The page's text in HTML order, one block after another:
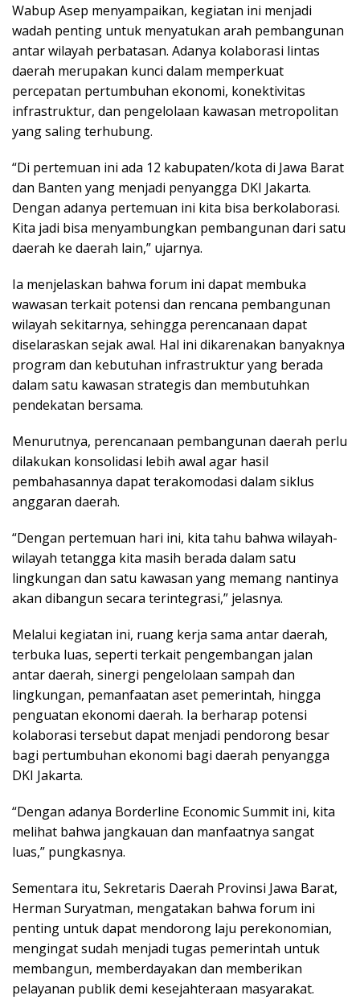
Wabup Asep menyampaikan, kegiatan ini menjadi
wadah penting untuk menyatukan arah pembangunan
antar wilayah perbatasan. Adanya kolaborasi lintas
daerah merupakan kunci dalam memperkuat
percepatan pertumbuhan ekonomi, konektivitas
infrastruktur, dan pengelolaan kawasan metropolitan
yang saling terhubung.
“Di pertemuan ini ada 12 kabupaten/kota di Jawa Barat
dan Banten yang menjadi penyangga DKI Jakarta.
Dengan adanya pertemuan ini kita bisa berkolaborasi.
Kita jadi bisa menyambungkan pembangunan dari satu
daerah ke daerah lain,” ujarnya.
Ia menjelaskan bahwa forum ini dapat membuka
wawasan terkait potensi dan rencana pembangunan
wilayah sekitarnya, sehingga perencanaan dapat
diselaraskan sejak awal. Hal ini dikarenakan banyaknya
program dan kebutuhan infrastruktur yang berada
dalam satu kawasan strategis dan membutuhkan
pendekatan bersama.
Menurutnya, perencanaan pembangunan daerah perlu
dilakukan konsolidasi lebih awal agar hasil
pembahasannya dapat terakomodasi dalam siklus
anggaran daerah.
“Dengan pertemuan hari ini, kita tahu bahwa wilayah-
wilayah tetangga kita masih berada dalam satu
lingkungan dan satu kawasan yang memang nantinya
akan dibangun secara terintegrasi,” jelasnya.
Melalui kegiatan ini, ruang kerja sama antar daerah,
terbuka luas, seperti terkait pengembangan jalan
antar daerah, sinergi pengelolaan sampah dan
lingkungan, pemanfaatan aset pemerintah, hingga
penguatan ekonomi daerah. Ia berharap potensi
kolaborasi tersebut dapat menjadi pendorong besar
bagi pertumbuhan ekonomi bagi daerah penyangga
DKI Jakarta.
“Dengan adanya Borderline Economic Summit ini, kita
melihat bahwa jangkauan dan manfaatnya sangat
luas,” pungkasnya.
Sementara itu, Sekretaris Daerah Provinsi Jawa Barat,
Herman Suryatman, mengatakan bahwa forum ini
penting untuk dapat mendorong laju perekonomian,
mengingat sudah menjadi tugas pemerintah untuk
membangun, memberdayakan dan memberikan
pelayanan publik demi kesejahteraan masyarakat.